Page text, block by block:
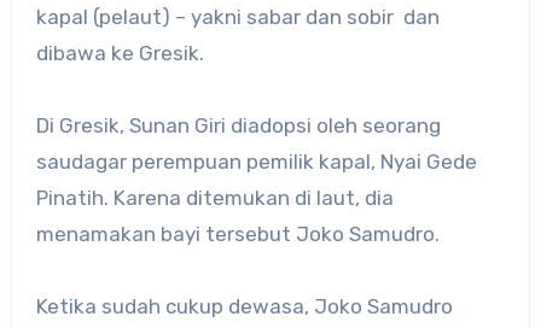
kapal (pelaut) – yakni sabar dan sobir dan
dibawa ke Gresik.
Di Gresik, Sunan Giri diadopsi oleh seorang
saudagar perempuan pemilik kapal, Nyai Gede
Pinatih. Karena ditemukan di laut, dia
menamakan bayi tersebut Joko Samudro.
Ketika sudah cukup dewasa, Joko Samudro